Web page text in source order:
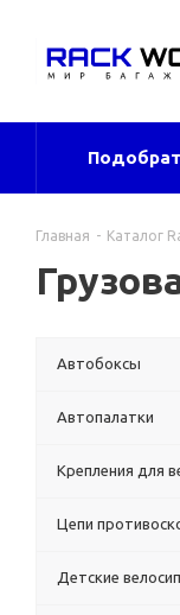
Главная - Каталог
Автобоксы
Автопалатки
Крепления для
Цепи
Детские